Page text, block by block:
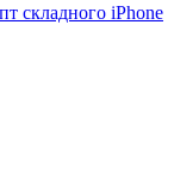
складного iPhone